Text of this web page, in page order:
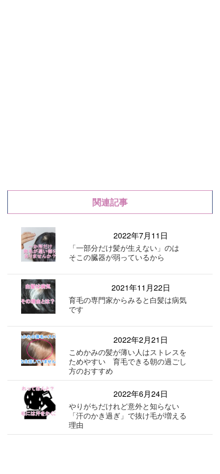
関連記事
2022年7月11日
「一部分だけ髪が生えない」のは
そこの臓器が弱っているから
2021年11月22日
育毛の専門家からみると白髪は病気
です
2022年2月21日
こめかみの髪が薄い人はストレスを
ためやすい 育毛できる朝の過ごし
方のおすすめ
2022年6月24日
やりがちだけれど意外と知らない
「汗のかき過ぎ」で抜け毛が増える
理由